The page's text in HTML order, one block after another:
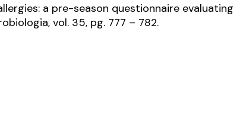
a pre-season questionnaire evaluating
, vol. 35, pg. 777 – 782.